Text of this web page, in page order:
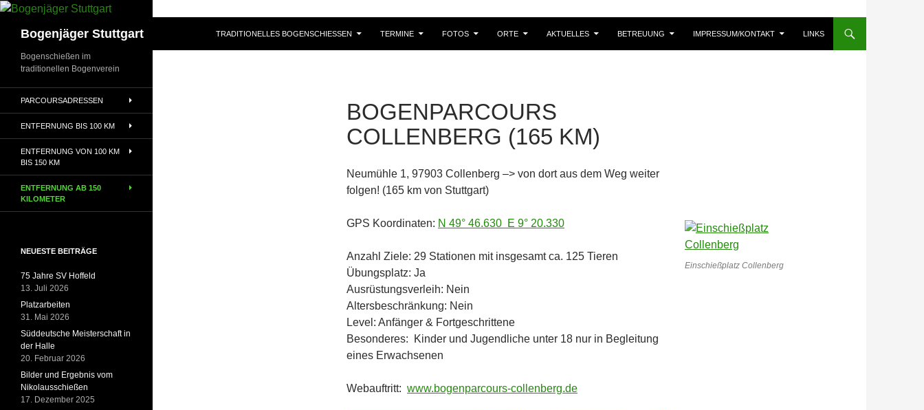
Zum
springenBogenjäger Stuttgart TRADITIONELLES BOGENSCHIESSEN TERMINE FOTOS ORTE AKTUELLES BETREUUNG IMPRESSUM/KONTAKT LINKS
BOGENPARCOURS
COLLENBERG (165 KM)
Neumühle 1, 97903 Collenberg –> von dort aus dem Weg weiter
folgen! (165 km von Stuttgart)
Einschießplatz Collenberg
GPS Koordinaten: N 49° 46.630 E 9° 20.330
Anzahl Ziele: 29 Stationen mit insgesamt ca. 125 Tieren
Übungsplatz: Ja
Ausrüstungsverleih: Nein
Altersbeschränkung: Nein
Level: Anfänger & Fortgeschrittene
Besonderes: Kinder und Jugendliche unter 18 nur in Begleitung
eines Erwachsenen
Webauftritt: www.bogenparcours-collenberg.de
Bogenschießen im
traditionellen Bogenverein
PARCOURSADRESSEN
ENTFERNUNG BIS 100 KM
ENTFERNUNG VON 100 KM
BIS 150 KM
ENTFERNUNG AB 150
KILOMETER
NEUESTE BEITRÄGE
75 Jahre SV Hoffeld
13. Juli 2026
Platzarbeiten
31. Mai 2026
Süddeutsche Meisterschaft in
der Halle
20. Februar 2026
Bilder und Ergebnis vom
Nikolausschießen
17. Dezember 2025